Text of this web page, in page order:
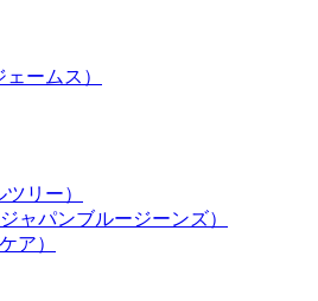
ームス）
リー）
ジャパンブルージーンズ）
ア）